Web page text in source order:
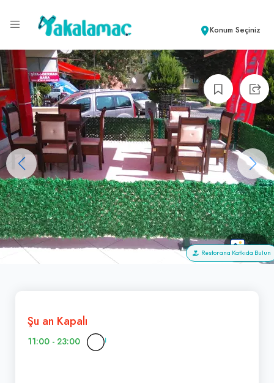
Konum Seçiniz
+4
Restorana Katkıda Bulun
Şu an Kapalı
11:00 - 23:00